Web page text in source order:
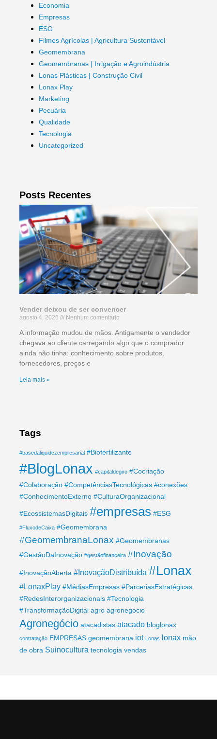
Economia
Empresas
ESG
Filmes Agrícolas | Agricultura Sustentável
Geomembrana
Geomembranas | Irrigação e Agroindústria
Lonas Plásticas | Construção Civil
Lonax Play
Marketing
Pecuária
Qualidade
Tecnologia
Uncategorized
Posts Recentes
Vender deixou de ser convencer
agosto 4, 2026 Nenhum comentário
A informação mudou de mãos. Antigamente o vendedor
chegava ao cliente carregando algo que o comprador
ainda não tinha: conhecimento sobre produtos,
fornecedores, preços e
Leia mais »
Tags
#basedaliquidezempresarial #Biofertilizante
#BlogLonax #capitaldegiro #Cocriação
#Colaboração #CompetênciasTecnológicas #conexões
#ConhecimentoExterno #CulturaOrganizacional
#EcossistemasDigitais #empresas #ESG
#FluxodeCaixa #Geomembrana
#GeomembranaLonax #Geomembranas
#GestãoDaInovação #gestãofinanceira #Inovação
#InovaçãoAberta #InovaçãoDistribuída #Lonax
#LonaxPlay #MédiasEmpresas #ParceriasEstratégicas
#RedesInterorganizacionais #Tecnologia
#TransformaçãoDigital agro agronegocio
Agronegócio atacadistas atacado bloglonax
contratação EMPRESAS geomembrana iot Lonas lonax mão
de obra Suinocultura tecnologia vendas